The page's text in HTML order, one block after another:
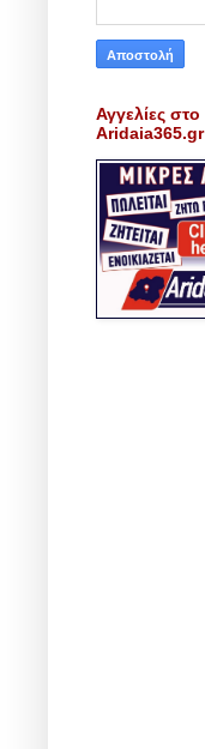
Αγγελίες στο
Aridaia365.gr